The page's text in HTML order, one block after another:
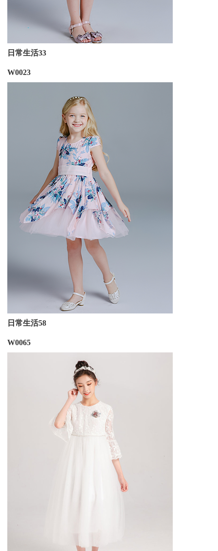
日常生活33
W0023
日常生活58
W0065